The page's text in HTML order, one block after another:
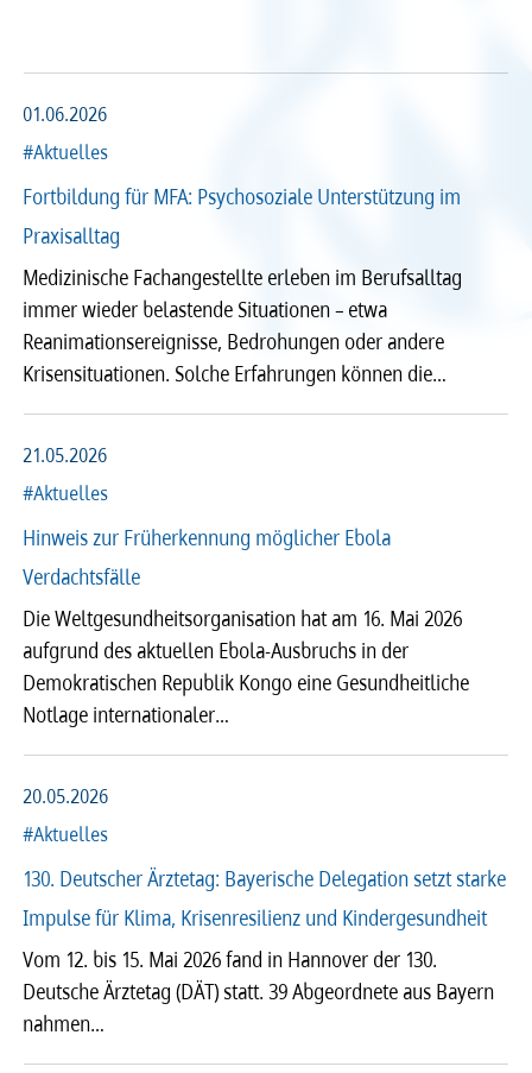
Service & Kontakt
Service & Kontakt
Nachrichten
Seiten
Beliebige Zeit
2026
2022 2021 2020
2018 2017
2014
01.06.2026
#Aktuelles
Fortbildung für MFA: Psychosoziale Unterstützung im
Praxisalltag
Medizinische Fachangestellte erleben im Berufsalltag
immer wieder belastende Situationen – etwa
Reanimationsereignisse, Bedrohungen oder andere
Krisensituationen. Solche Erfahrungen können die…
21.05.2026
#Aktuelles
Hinweis zur Früherkennung möglicher Ebola
Verdachtsfälle
Die Weltgesundheitsorganisation hat am 16. Mai 2026
aufgrund des aktuellen Ebola‑Ausbruchs in der
Demokratischen Republik Kongo eine Gesundheitliche
Notlage internationaler…
20.05.2026
#Aktuelles
130. Deutscher Ärztetag: Bayerische Delegation setzt starke
Impulse für Klima, Krisenresilienz und Kindergesundheit
Vom 12. bis 15. Mai 2026 fand in Hannover der 130.
Deutsche Ärztetag (DÄT) statt. 39 Abgeordnete aus Bayern
nahmen…